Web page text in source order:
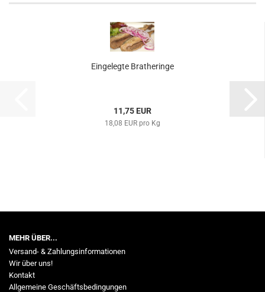
Eingelegte Bratheringe
11,75 EUR
18,08 EUR pro Kg
MEHR ÜBER...
Versand- & Zahlungsinformationen
Wir über uns!
Kontakt
Allgemeine Geschäftsbedingungen